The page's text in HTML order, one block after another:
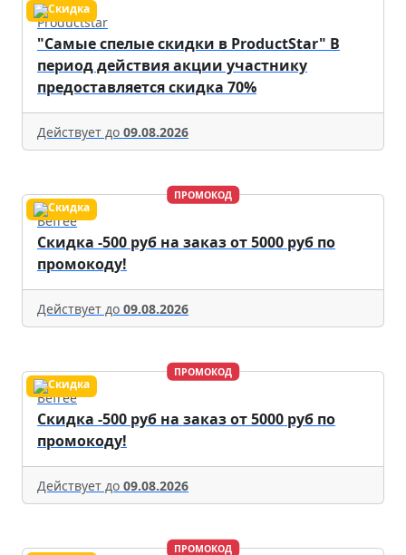
Productstar
"Самые спелые скидки в ProductStar" В
период действия акции участнику
предоставляется скидка 70%
Действует до 09.08.2026
ПРОМОКОД
Befree
Скидка -500 руб на заказ от 5000 руб по
промокоду!
Действует до 09.08.2026
ПРОМОКОД
Befree
Скидка -500 руб на заказ от 5000 руб по
промокоду!
Действует до 09.08.2026
ПРОМОКОД